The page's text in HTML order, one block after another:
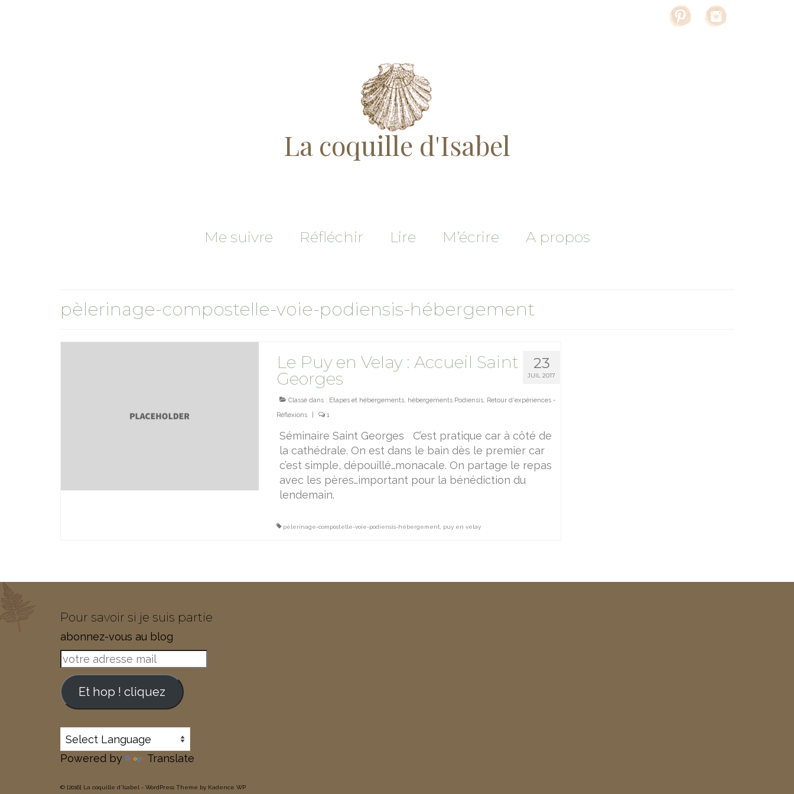
La coquille d'Isabel
Me suivre Réfléchir Lire M’écrire A propos
pèlerinage-compostelle-voie-podiensis-hébergement
23
JUIL 2017
Le Puy en Velay : Accueil Saint
Georges
Classé dans : Etapes et hébergements, hébergements Podiensis, Retour d'expériences -
Réflexions
1
Séminaire Saint Georges C’est pratique car à côté de
la cathédrale. On est dans le bain dès le premier car
c’est simple, dépouillé…monacale. On partage le repas
avec les pères…important pour la bénédiction du
lendemain.
pèlerinage-compostelle-voie-podiensis-hébergement puy en velay
Pour savoir si je suis partie
abonnez-vous au blog
votre
adresse
mailEt hop ! cliquez
Powered by Translate
© [2016] La coquille d'Isabel - WordPress Theme by Kadence WP